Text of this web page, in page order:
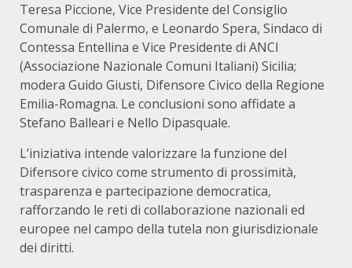
Teresa Piccione, Vice Presidente del Consiglio
Comunale di Palermo, e Leonardo Spera, Sindaco di
Contessa Entellina e Vice Presidente di ANCI
(Associazione Nazionale Comuni Italiani) Sicilia;
modera Guido Giusti, Difensore Civico della Regione
Emilia-Romagna. Le conclusioni sono affidate a
Stefano Balleari e Nello Dipasquale.
L’iniziativa intende valorizzare la funzione del
Difensore civico come strumento di prossimità,
trasparenza e partecipazione democratica,
rafforzando le reti di collaborazione nazionali ed
europee nel campo della tutela non giurisdizionale
dei diritti.